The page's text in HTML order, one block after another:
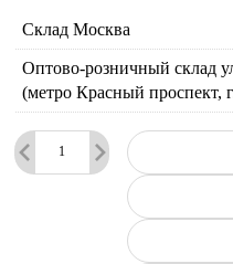
Склад Москва
Оптово-розничный склад
(метро Красный проспект,